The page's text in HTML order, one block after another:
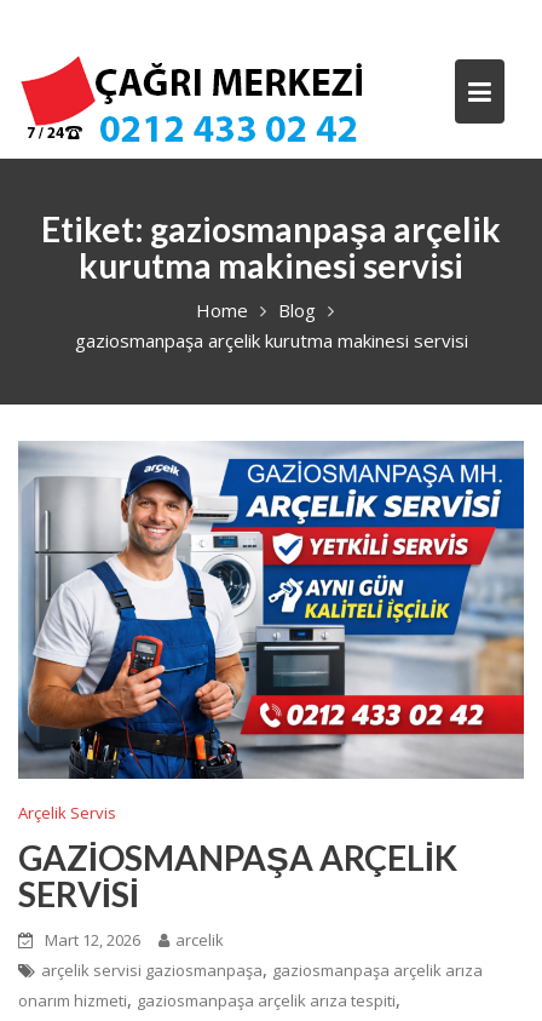
content
Etiket: gaziosmanpaşa arçelik
kurutma makinesi servisi
Home
Blog
gaziosmanpaşa arçelik kurutma makinesi servisi
Arçelik Servis
GAZİOSMANPAŞA ARÇELİK
SERVİSİ
Mart 12, 2026
arcelik
arçelik servisi gaziosmanpaşa, gaziosmanpaşa arçelik arıza
onarım hizmeti, gaziosmanpaşa arçelik arıza tespiti,